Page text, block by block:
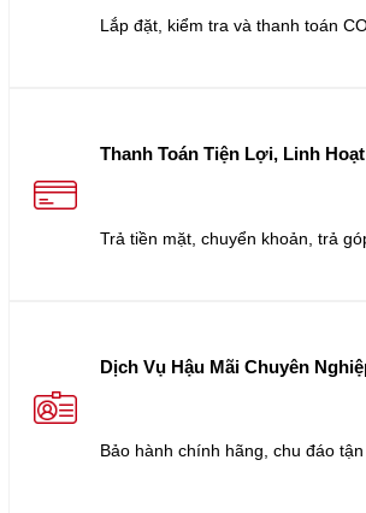
Lắp đặt, kiểm tra và thanh toán
Thanh Toán Tiện Lợi, Linh Hoạt
Trả tiền mặt, chuyển khoản, trả
Dịch Vụ Hậu Mãi Chuyên
Bảo hành chính hãng, chu đáo